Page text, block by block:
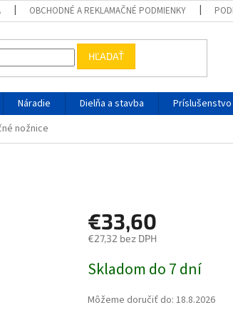
OBCHODNÉ A REKLAMAČNÉ PODMIENKY
HĽADAŤ
Náradie Dielňa a stavba Príslušenstvo
nožnice
€33,60
€27,32 bez DPH
Skladom do 7 dní
Môžeme doručiť do: 18.8.2026